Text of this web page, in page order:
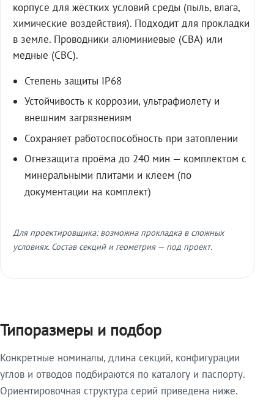
корпусе для жёстких условий среды (пыль, влага,
химические воздействия). Подходит для прокладки
в земле. Проводники алюминиевые (СВА) или
медные (СВС).
Степень защиты IP68
Устойчивость к коррозии, ультрафиолету и
внешним загрязнениям
Сохраняет работоспособность при затоплении
Огнезащита проёма до 240 мин — комплектом с
минеральными плитами и клеем (по
документации на комплект)
Для проектировщика: возможна прокладка в сложных
условиях. Состав секций и геометрия — под проект.
Типоразмеры и подбор
Конкретные номиналы, длина секций, конфигурации
углов и отводов подбираются по каталогу и паспорту.
Ориентировочная структура серий приведена ниже.